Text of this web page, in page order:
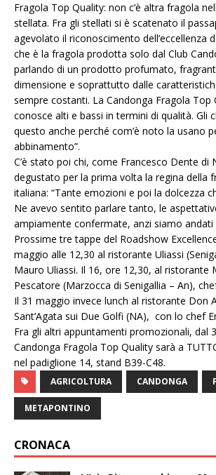
Fragola Top Quality: non c’è altra fragola
stellata. Fra gli stellati si è scatenato il
agevolato il riconoscimento dell’eccellenza
che è la fragola prodotta solo dal Club
parlando di un prodotto profumato,
dimensione e soprattutto dalle
sempre costanti. La Candonga Fragola Top
conosce alti e bassi in termini di qualità. Gli
questo anche perché com’è noto la usano
abbinamento”.
C’è stato poi chi, come Francesco Dente di
degustato per la prima volta la regina della
italiana: “Tante emozioni e poi la dolcezza
Ne avevo sentito parlare tanto, le
ampiamente confermate, anzi siamo andati
Prossime tre tappe del Roadshow
maggio alle 12,30 al ristorante Uliassi
Mauro Uliassi. Il 16, ore 12,30, al ristorante
Pescatore (Marzocca di Senigallia – An),
Il 31 maggio invece lunch al ristorante Don
Sant’Agata sui Due Golfi (NA), con lo chef
Fra gli altri appuntamenti promozionali, dal
Candonga Fragola Top Quality sarà a
nel padiglione 14, stand B39-C48.
AGRICOLTURA CANDONGA
METAPONTINO
CRONACA